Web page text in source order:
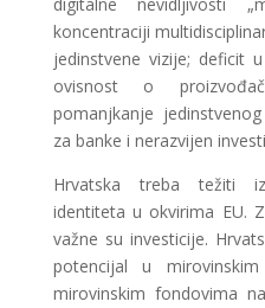
koncentraciji
jedinstvene vizije; deficit
ovisnost o
pomanjkanje
za banke i nerazvijen
Hrvatska treba težiti
identiteta u okvirima EU.
važne su investicije.
potencijal u
mirovinskim fondovima